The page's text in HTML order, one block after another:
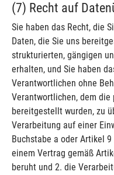
(7) Recht auf
Sie haben das Recht, die
Daten, die Sie uns
strukturierten, gängigen
erhalten, und Sie haben
Verantwortlichen ohne
Verantwortlichen, dem die
bereitgestellt wurden, zu
Verarbeitung auf einer
Buchstabe a oder Artikel
einem Vertrag gemäß
beruht und 2. die